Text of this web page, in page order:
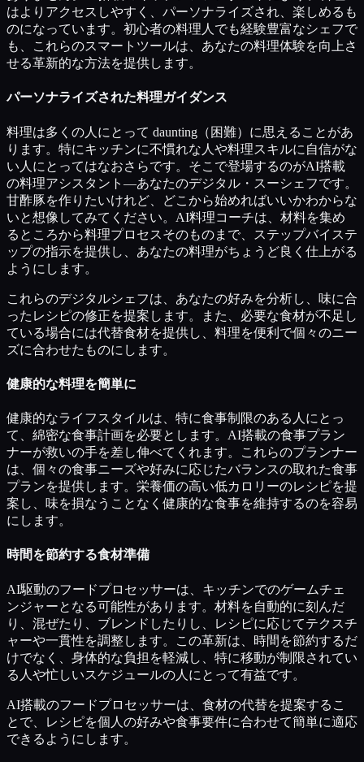
はよりアクセスしやすく、パーソナライズされ、楽しめるも
のになっています。初心者の料理人でも経験豊富なシェフで
も、これらのスマートツールは、あなたの料理体験を向上さ
せる革新的な方法を提供します。
パーソナライズされた料理ガイダンス
料理は多くの人にとって daunting（困難）に思えることがあ
ります。特にキッチンに不慣れな人や料理スキルに自信がな
い人にとってはなおさらです。そこで登場するのがAI搭載
の料理アシスタント—あなたのデジタル・スーシェフです。
甘酢豚を作りたいけれど、どこから始めればいいかわからな
いと想像してみてください。AI料理コーチは、材料を集め
るところから料理プロセスそのものまで、ステップバイステ
ップの指示を提供し、あなたの料理がちょうど良く仕上がる
ようにします。
これらのデジタルシェフは、あなたの好みを分析し、味に合
ったレシピの修正を提案します。また、必要な食材が不足し
ている場合には代替食材を提供し、料理を便利で個々のニー
ズに合わせたものにします。
健康的な料理を簡単に
健康的なライフスタイルは、特に食事制限のある人にとっ
て、綿密な食事計画を必要とします。AI搭載の食事プラン
ナーが救いの手を差し伸べてくれます。これらのプランナー
は、個々の食事ニーズや好みに応じたバランスの取れた食事
プランを提供します。栄養価の高い低カロリーのレシピを提
案し、味を損なうことなく健康的な食事を維持するのを容易
にします。
時間を節約する食材準備
AI駆動のフードプロセッサーは、キッチンでのゲームチェ
ンジャーとなる可能性があります。材料を自動的に刻んだ
り、混ぜたり、ブレンドしたりし、レシピに応じてテクスチ
ャーや一貫性を調整します。この革新は、時間を節約するだ
けでなく、身体的な負担を軽減し、特に移動が制限されてい
る人や忙しいスケジュールの人にとって有益です。
AI搭載のフードプロセッサーは、食材の代替を提案するこ
とで、レシピを個人の好みや食事要件に合わせて簡単に適応
できるようにします。